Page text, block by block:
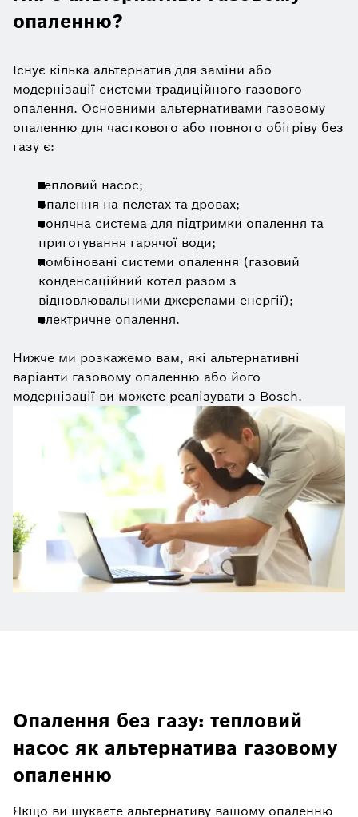
опаленню?
Існує кілька альтернатив для заміни або
модернізації системи традиційного газового
опалення. Основними альтернативами газовому
опаленню для часткового або повного обігріву без
газу є:
тепловий насос;
опалення на пелетах та дровах;
сонячна система для підтримки опалення та
приготування гарячої води;
комбіновані системи опалення (газовий
конденсаційний котел разом з
відновлювальними джерелами енергії);
електричне опалення.
Нижче ми розкажемо вам, які альтернативні
варіанти газовому опаленню або його
модернізації ви можете реалізувати з Bosch.
Опалення без газу: тепловий
насос як альтернатива газовому
опаленню
Якщо ви шукаєте альтернативу вашому опаленню